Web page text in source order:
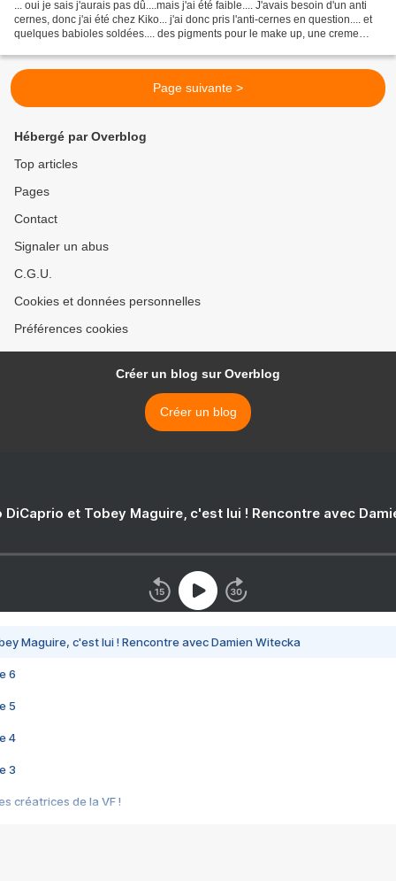
... oui je sais j'aurais pas dû....mais j'ai été faible.... J'avais besoin d'un anti
cernes, donc j'ai été chez Kiko... j'ai donc pris l'anti-cernes en question.... et
quelques babioles soldées.... des pigments pour le make up, une creme
Page suivante >
Hébergé par Overblog
Top articles
Pages
Contact
Signaler un abus
C.G.U.
Cookies et données personnelles
Préférences cookies
Créer un blog sur Overblog
Créer un blog
DiCaprio et Tobey Maguire, c'est lui ! Rencontre avec
Maguire, c'est lui ! Rencontre avec Damien Witecka
6
5
4
3
créatrices de la VF !